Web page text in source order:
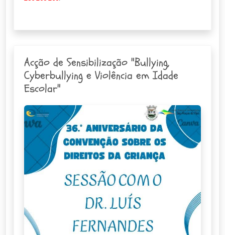
Acção de Sensibilização "Bullying,
Cyberbullying e Violência em Idade
Escolar"